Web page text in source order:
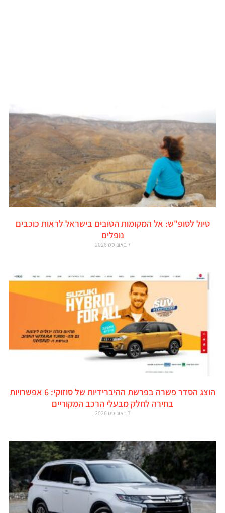
טיול לסופ"ש: אל המקומות הטובים בישראל לראות כוכבים
נופלים
7 באוגוסט 2026
הוצג הסדר פשרה בפרשת ההיברידיות של סוזוקי: 6 אפשרויות
בחירה לחלק מבעלי הרכב המקוריים
7 באוגוסט 2026